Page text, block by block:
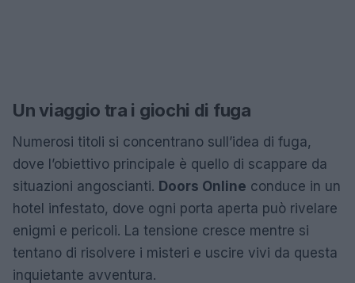
Un viaggio tra i giochi di fuga
Numerosi titoli si concentrano sull’idea di fuga,
dove l’obiettivo principale è quello di scappare da
situazioni angoscianti. Doors Online conduce in un
hotel infestato, dove ogni porta aperta può rivelare
enigmi e pericoli. La tensione cresce mentre si
tentano di risolvere i misteri e uscire vivi da questa
inquietante avventura.